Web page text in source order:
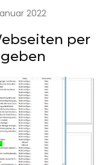
(UPN)
im
Active
Directory
2022
per